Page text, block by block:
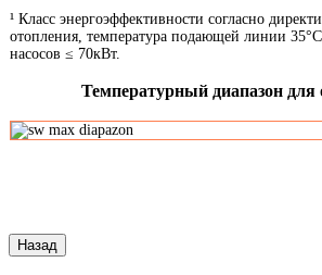
¹ Класс энергоэффективности согласно
отопления, температура подающей линии
насосов ≤ 70кВт.
Температурный диапазон для